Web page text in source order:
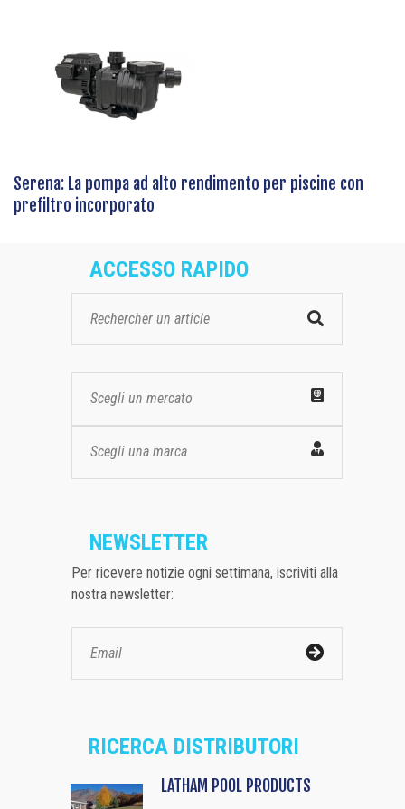
Serena: La pompa ad alto rendimento per piscine con
prefiltro incorporato
ACCESSO RAPIDO
Scegli un mercato
Scegli una marca
NEWSLETTER
Per ricevere notizie ogni settimana, iscriviti alla
nostra newsletter:
RICERCA DISTRIBUTORI
LATHAM POOL PRODUCTS